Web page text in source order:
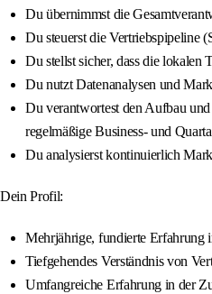
Du übernimmst die
Du steuerst die Vertriebspipeline
Du stellst sicher, dass die lokalen
Du nutzt Datenanalysen und
Du verantwortest den Aufbau
regelmäßige Business- und
Du analysierst kontinuierlich
Dein Profil:
Mehrjährige, fundierte Erfahrung
Tiefgehendes Verständnis von
Umfangreiche Erfahrung in der